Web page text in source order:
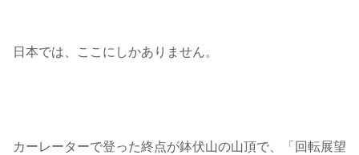
日本では、ここにしかありません。
カーレーターで登った終点が鉢伏山の山頂で、「回転展望